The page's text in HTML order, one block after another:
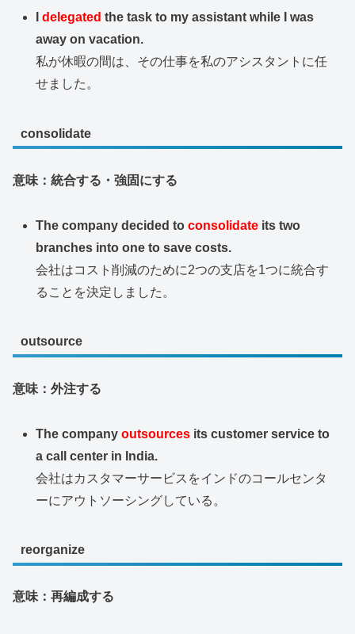
Idelegated the task to my assistant while I was
away on vacation.
私が休暇の間は、その仕事を私のアシスタントに任
せました。
consolidate
意味：統合する・強固にする
The company decided to consolidate its two
branches into one to save costs.
会社はコスト削減のために2つの支店を1つに統合す
ることを決定しました。
outsource
意味：外注する
The companyoutsources its customer service to
a call center in India.
会社はカスタマーサービスをインドのコールセンタ
ーにアウトソーシングしている。
reorganize
意味：再編成する